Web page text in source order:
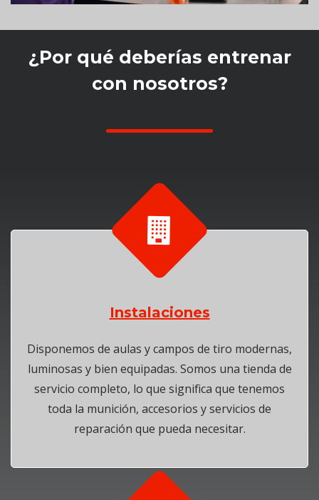
¿Por qué deberías entrenar
con nosotros?
Instalaciones
Disponemos de aulas y campos de tiro modernas,
luminosas y bien equipadas. Somos una tienda de
servicio completo, lo que significa que tenemos
toda la munición, accesorios y servicios de
reparación que pueda necesitar.